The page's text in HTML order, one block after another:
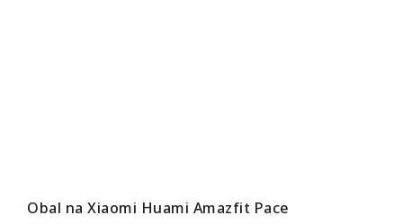
Obal na Xiaomi Huami Amazfit Pace